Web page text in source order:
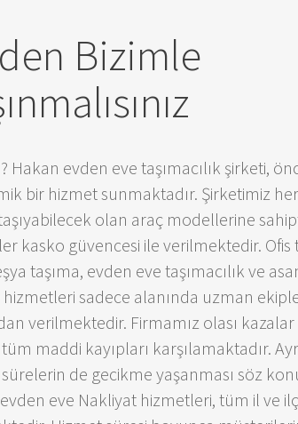
Bizimle
Hakan evden eve taşımacılık şirketi,
bir hizmet sunmaktadır. Şirketimiz
olan araç modellerine
kasko güvencesi ile verilmektedir. Ofis
taşıma, evden eve taşımacılık ve
hizmetleri sadece alanında uzman
verilmektedir. Firmamız olası
maddi kayıpları karşılamaktadır.
sürelerin de gecikme yaşanması söz
eve Nakliyat hizmetleri, tüm il ve